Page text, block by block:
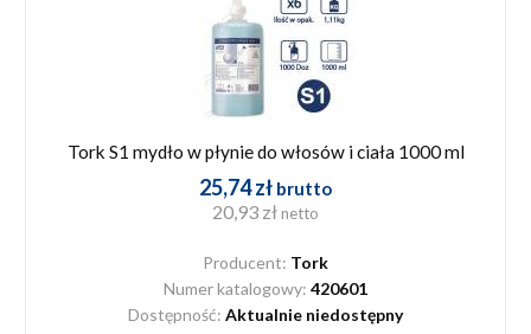
Tork S1 mydło w płynie do włosów i ciała 1000 ml
25,74 zł brutto
20,93 zł netto
Producent: Tork
Numer katalogowy: 420601
Dostępność: Aktualnie niedostępny